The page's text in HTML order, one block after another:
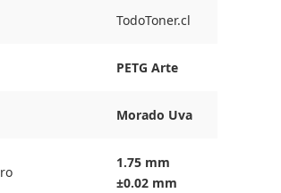
TodoToner.cl
PETG Arte
Morado Uva
1.75 mm
±0.02 mm